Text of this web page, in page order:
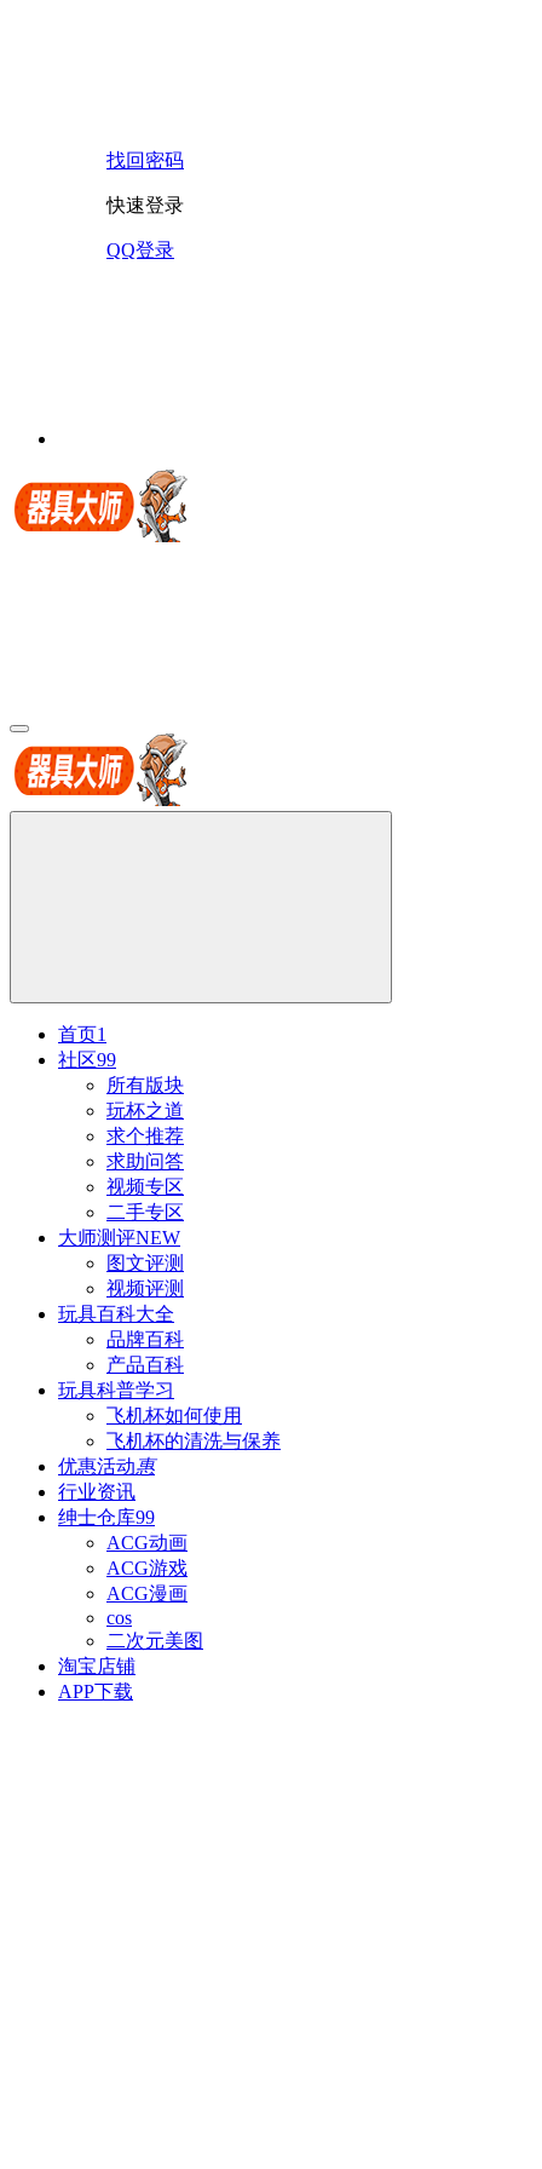
找回密码
快速登录
QQ登录
首页1
社区99
所有版块
玩杯之道
求个推荐
求助问答
视频专区
二手专区
大师测评NEW
图文评测
视频评测
玩具百科大全
品牌百科
产品百科
玩具科普学习
飞机杯如何使用
飞机杯的清洗与保养
优惠活动惠
行业资讯
绅士仓库99
ACG动画
ACG游戏
ACG漫画
cos
二次元美图
淘宝店铺
APP下载